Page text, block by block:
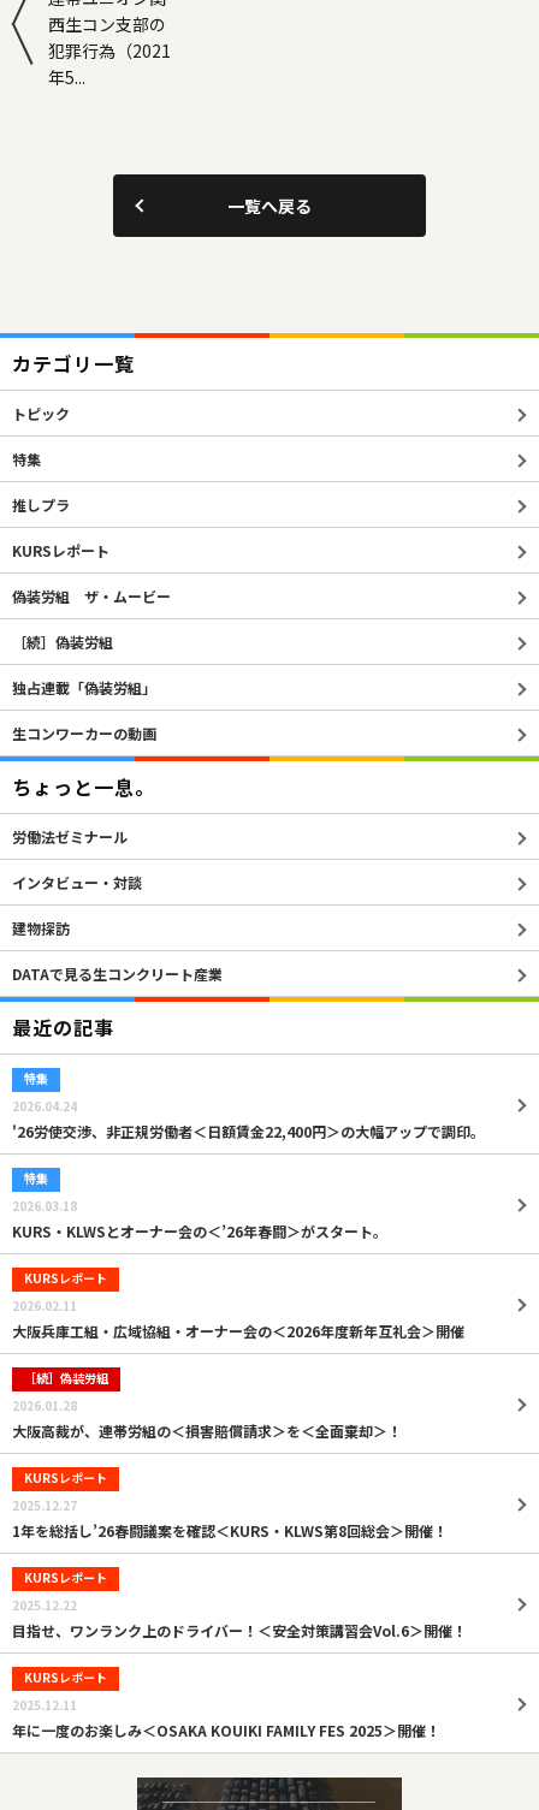
西生コン支部の
犯罪行為（2021
年5...
一覧へ戻る
カテゴリ一覧
トピック
特集
推しプラ
KURSレポート
偽装労組 ザ・ムービー
［続］偽装労組
独占連載「偽装労組」
生コンワーカーの動画
ちょっと一息。
労働法ゼミナール
インタビュー・対談
建物探訪
DATAで見る生コンクリート産業
最近の記事
特集
2026.04.24
'26労使交渉、非正規労働者＜日額賃金22,400円＞の大幅アップで調印。
特集
2026.03.18
KURS・KLWSとオーナー会の＜’26年春闘＞がスタート。
KURSレポート
2026.02.11
大阪兵庫工組・広域協組・オーナー会の＜2026年度新年互礼会＞開催
［続］偽装労組
2026.01.28
大阪高裁が、連帯労組の＜損害賠償請求＞を＜全面棄却＞！
KURSレポート
2025.12.27
1年を総括し’26春闘議案を確認＜KURS・KLWS第8回総会＞開催！
KURSレポート
2025.12.22
目指せ、ワンランク上のドライバー！＜安全対策講習会Vol.6＞開催！
KURSレポート
2025.12.11
年に一度のお楽しみ＜OSAKA KOUIKI FAMILY FES 2025＞開催！